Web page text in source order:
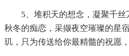
5、堆积天的想念，凝聚千
秋冬的痴恋，采撷夜空璀璨的星
玑，只为传送给你最精髓的祝愿